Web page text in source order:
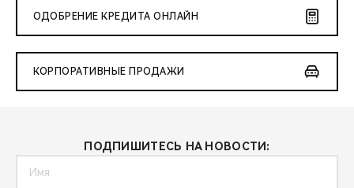
ОДОБРЕНИЕ КРЕДИТА ОНЛАЙН
КОРПОРАТИВНЫЕ ПРОДАЖИ
ПОДПИШИТЕСЬ НА НОВОСТИ: